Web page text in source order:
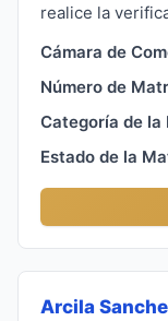
realice la
Cámara de
Número de
Categoría de
Estado de la
Arcila